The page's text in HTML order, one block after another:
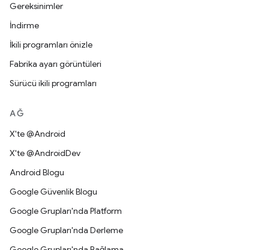
Gereksinimler
İndirme
İkili programları önizle
Fabrika ayarı görüntüleri
Sürücü ikili programları
AĞ
X'te @Android
X'te @AndroidDev
Android Blogu
Google Güvenlik Blogu
Google Grupları'nda Platform
Google Grupları'nda Derleme